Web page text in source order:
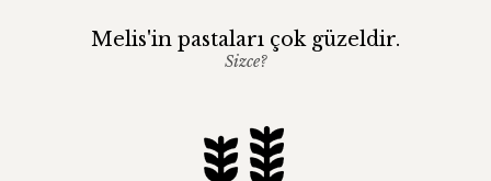
Melis'in pastaları çok güzeldir.
Sizce?